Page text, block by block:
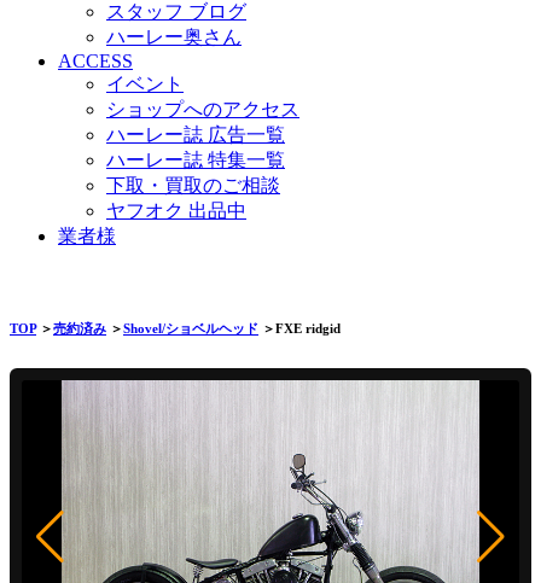
スタッフ ブログ
ハーレー奥さん
ACCESS
イベント
ショップへのアクセス
ハーレー誌 広告一覧
ハーレー誌 特集一覧
下取・買取のご相談
ヤフオク 出品中
業者様
TOP＞売約済み ＞Shovel/ショベルヘッド ＞FXE ridgid